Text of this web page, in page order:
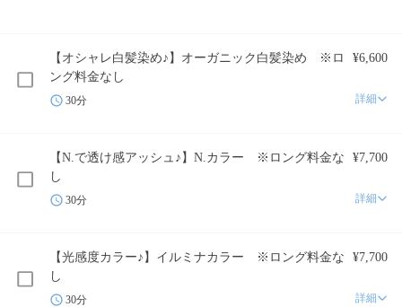
【オシャレ白髪染め♪】オーガニック白髪染め ※ロ
ング料金なし
¥6,600
30分 詳細
【N.で透け感アッシュ♪】N.カラー ※ロング料金な
し
¥7,700
30分 詳細
【光感度カラー♪】イルミナカラー ※ロング料金な
し
¥7,700
30分 詳細